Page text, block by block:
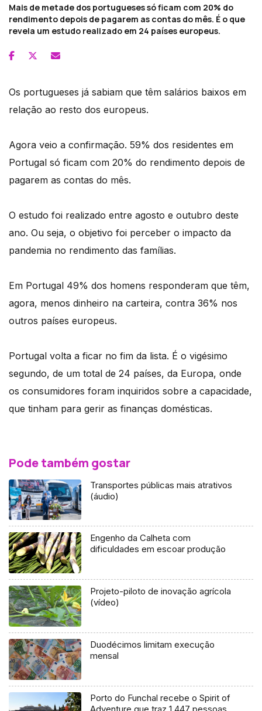
Mais de metade dos portugueses só ficam com 20% do
rendimento depois de pagarem as contas do mês. É o que
revela um estudo realizado em 24 países europeus.
Os portugueses já sabiam que têm salários baixos em
relação ao resto dos europeus.
Agora veio a confirmação. 59% dos residentes em
Portugal só ficam com 20% do rendimento depois de
pagarem as contas do mês.
O estudo foi realizado entre agosto e outubro deste
ano. Ou seja, o objetivo foi perceber o impacto da
pandemia no rendimento das famílias.
Em Portugal 49% dos homens responderam que têm,
agora, menos dinheiro na carteira, contra 36% nos
outros países europeus.
Portugal volta a ficar no fim da lista. É o vigésimo
segundo, de um total de 24 países, da Europa, onde
os consumidores foram inquiridos sobre a capacidade,
que tinham para gerir as finanças domésticas.
Pode também gostar
Transportes públicas mais atrativos
(áudio)
Engenho da Calheta com
dificuldades em escoar produção
Projeto-piloto de inovação agrícola
(vídeo)
Duodécimos limitam execução
mensal
Porto do Funchal recebe o Spirit of